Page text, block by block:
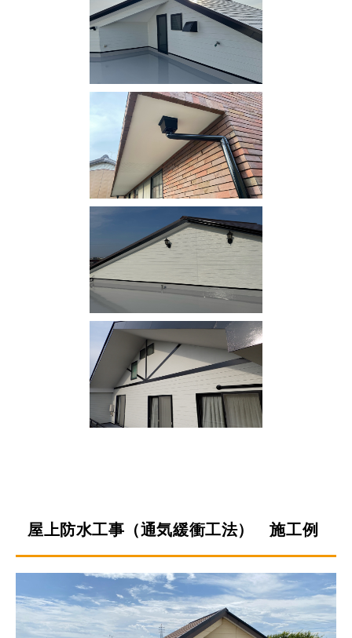
屋上防水工事（通気緩衝工法） 施工例